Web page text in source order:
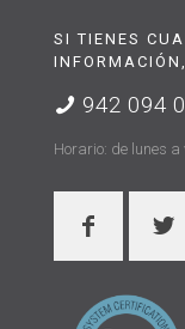
SI TIENES
942 094
Horario: de lunes a